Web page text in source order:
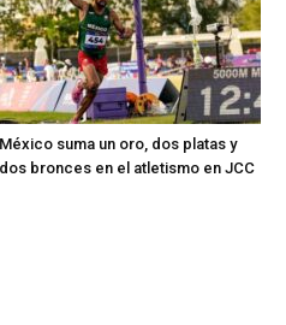
México suma un oro, dos platas y
dos bronces en el atletismo en JCC